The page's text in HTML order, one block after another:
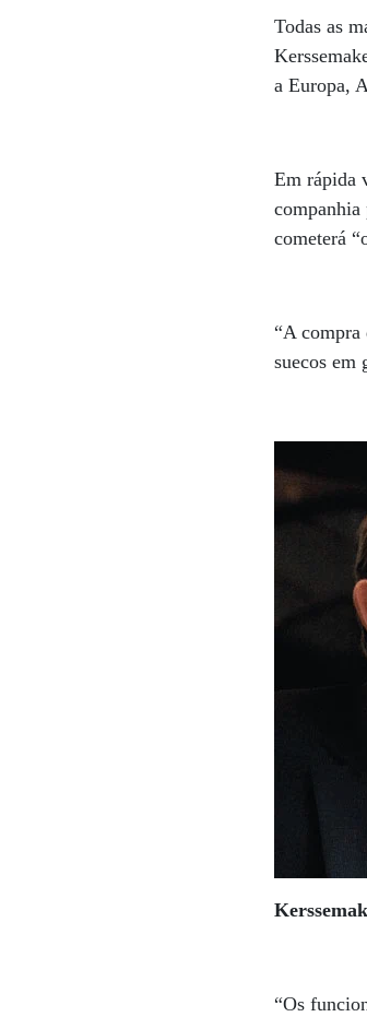
Todas as
a Europa,
Em rápida
companhia
cometerá
“A compra
suecos em
“Os